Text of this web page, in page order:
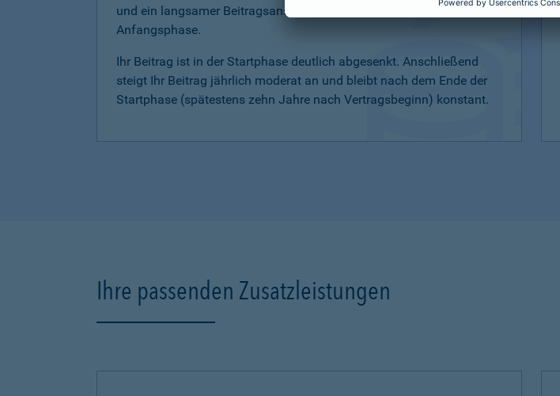
und ein lang­samer Beitragsanstieg unterstützen Sie in der
Anfangsphase.
Ihr Beitrag ist in der Startphase deutlich abgesenkt. Anschließend
steigt Ihr Beitrag jährlich moderat an und bleibt nach dem Ende der
Startphase (spätestens zehn Jahre nach Vertragsbeginn) konstant.
Ihre passenden Zusatzleistungen